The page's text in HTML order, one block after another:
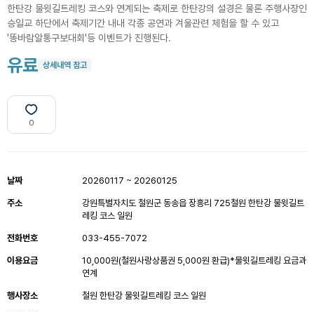
한탄강 물윗길트레킹 코스와 연계되는 축제로 한탄강의 설경은 물론 주행사장인
승일교 하단에서 축제기간 내내 각종 공연과 겨울관련 체험을 할 수 있고
'똥바람알통구보대회'등 이벤트가 진행된다.
유료 상세내역 참고
0
날짜 20260117 ~ 20260125
주소
강원특별자치도 철원군 동송읍 장흥리 725철원 한탄강 물윗길트
레킹 코스 일원
전화번호 033-455-7072
이용요금
10,000원(철원사랑상품권 5,000원 환급)*물윗길트레킹 요금과
연계
행사장소 철원 한탄강 물윗길트레킹 코스 일원